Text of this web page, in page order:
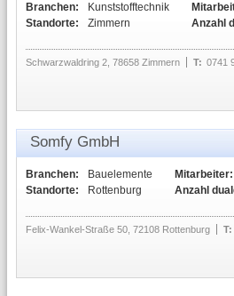
Branchen:
Kunststofftechnik
Standorte:
Zimmern
Anzahl
Schwarzwaldring 2, 78658 Zimmern T: 0741
Somfy GmbH
Branchen:
Bauelemente
Standorte:
Rottenburg
Mitarbeiter:
Anzahl
Felix-Wankel-Straße 50, 72108 Rottenburg T: